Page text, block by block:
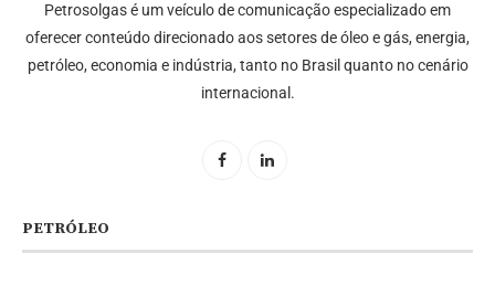
Petrosolgas é um veículo de comunicação especializado em
oferecer conteúdo direcionado aos setores de óleo e gás, energia,
petróleo, economia e indústria, tanto no Brasil quanto no cenário
internacional.
PETRÓLEO